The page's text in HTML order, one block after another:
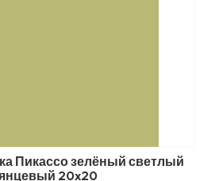
Пикассо зелёный светлый
20x20